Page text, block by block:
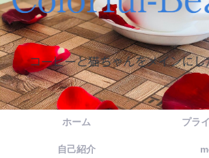
ホーム プラ
自己紹介